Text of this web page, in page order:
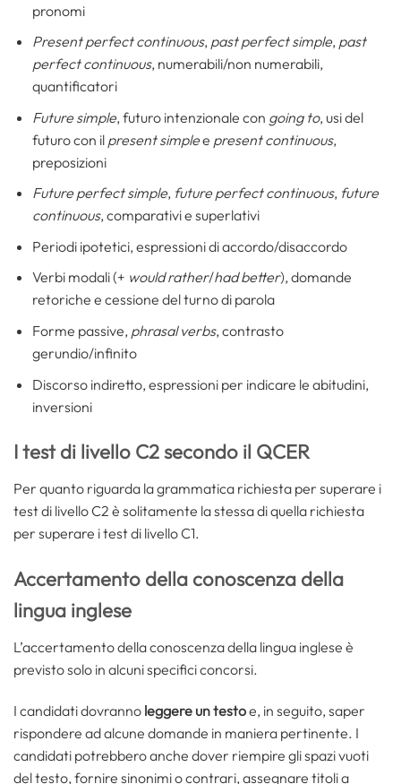
pronomi
Present perfect continuous, past perfect simple, past
perfect continuous, numerabili/non numerabili,
quantificatori
Future simple, futuro intenzionale con going to, usi del
futuro con il present simplee present continuous,
preposizioni
Future perfect simple, future perfect continuous, future
continuous, comparativi e superlativi
Periodi ipotetici, espressioni di accordo/disaccordo
Verbi modali (+ would rather/had better), domande
retoriche e cessione del turno di parola
Forme passive, phrasal verbs, contrasto
gerundio/infinito
Discorso indiretto, espressioni per indicare le abitudini,
inversioni
I test di livello C2 secondo il QCER
Per quanto riguarda la grammatica richiesta per superare i
test di livello C2 è solitamente la stessa di quella richiesta
per superare i test di livello C1.
Accertamento della conoscenza della
lingua inglese
L’accertamento della conoscenza della lingua inglese è
previsto solo in alcuni specifici concorsi.
I candidati dovranno leggere un testoe, in seguito, saper
rispondere ad alcune domande in maniera pertinente. I
candidati potrebbero anche dover riempire gli spazi vuoti
del testo, fornire sinonimi o contrari, assegnare titoli a